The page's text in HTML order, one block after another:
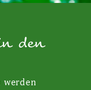
den
werden